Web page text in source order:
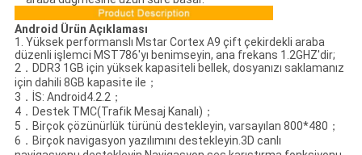
Android Ürün Açıklaması
1. Yüksek performanslı Mstar Cortex A9 çift çekirdekli araba
düzenli işlemci MST786'yı benimseyin, ana frekans 1.2GHZ'dir;
2．DDR3 1GB için yüksek kapasiteli bellek, dosyanızı saklamanız
için dahili 8GB kapasite ile；
3．İS: Android4.2.2；
4．Destek TMC(Trafik Mesaj Kanalı)；
5．Birçok çözünürlük türünü destekleyin, varsayılan 800*480；
6．Birçok navigasyon yazılımını destekleyin.3D canlı